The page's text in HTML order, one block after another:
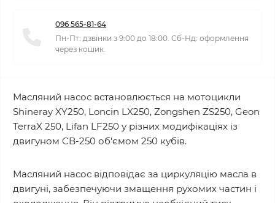
096 565-81-64
Пн-Пт: дзвінки з 9:00 до 18:00. Сб-Нд: оформлення
через кошик.
Масляний насос встановлюється на мотоцикли
Shineray XY250, Loncin LX250, Zongshen ZS250, Geon
TerraX 250, Lifan LF250 у різних модифікаціях із
двигуном CB-250 об'ємом 250 кубів.
Масляний насос відповідає за циркуляцію масла в
двигуні, забезпечуючи змащення рухомих частин і